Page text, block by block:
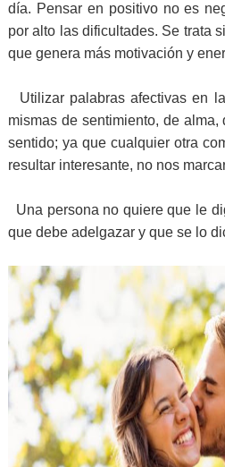
día. Pensar en positivo no es
por alto las dificultades. Se trata
que genera más motivación y
Utilizar palabras afectivas en
mismas de sentimiento, de
sentido; ya que cualquier otra
resultar interesante, no nos
Una persona no quiere que le
que debe adelgazar y que se lo